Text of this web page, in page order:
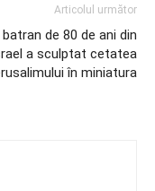
Articolul următor
batran de 80 de ani din
a sculptat cetatea
în miniatura